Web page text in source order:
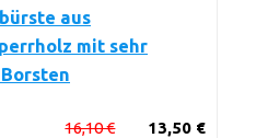
aus
mit sehr
13,50 €
16,10 €